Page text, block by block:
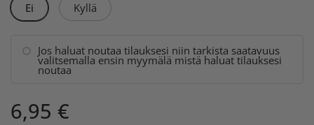
Ei Kyllä
Jos haluat noutaa tilauksesi niin tarkista saatavuus
valitsemalla ensin myymälä mistä haluat tilauksesi
noutaa
6,95 €